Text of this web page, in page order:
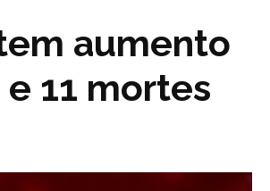
aumento
11 mortes